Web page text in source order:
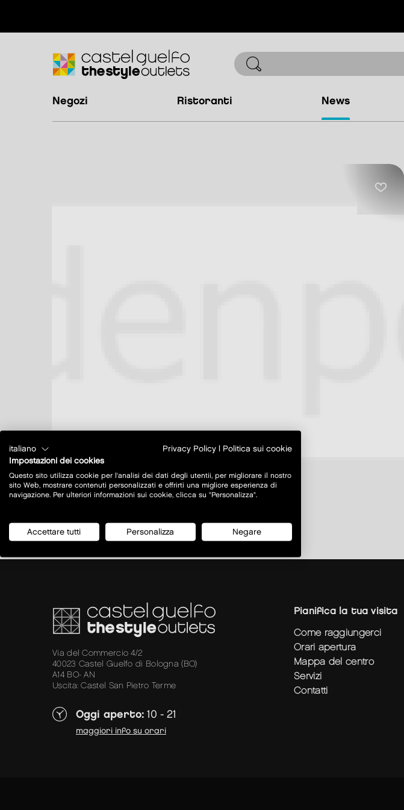
negozi ristoranti news
Via del Commercio 4/2
40023 Castel Guelfo di Bologna (BO)
A14 BO- AN
Uscita: Castel San Pietro Terme
Oggi aperto: 10 - 21
maggiori info su orari
pianifica la tua visita
come raggiungerci
orari apertura
mappa del centro
servizi
contatti
italiano Privacy Policy
Politica sui cookie
Impostazioni dei cookies
Questo sito utilizza cookie per l'analisi dei dati degli utentii, per migliorare il nostro
sito Web, mostrare contenuti personalizzati e offrirti una migliore esperienza di
navigazione. Per ulteriori informazioni sui cookie, clicca su "Personalizza".
Accettare tutti Personalizza Negare